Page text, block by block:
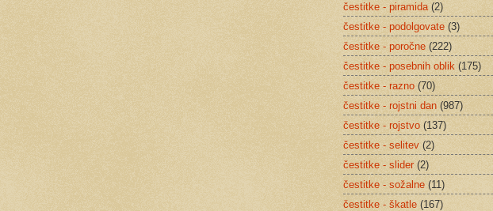
čestitke - piramida (2)
čestitke - podolgovate (3)
čestitke - poročne (222)
čestitke - posebnih oblik (175)
čestitke - razno (70)
čestitke - rojstni dan (987)
čestitke - rojstvo (137)
čestitke - selitev (2)
čestitke - slider (2)
čestitke - sožalne (11)
čestitke - škatle (167)